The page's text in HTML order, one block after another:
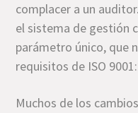
complacer a un
el sistema de gestión
parámetro único, que
requisitos de ISO
Muchos de los